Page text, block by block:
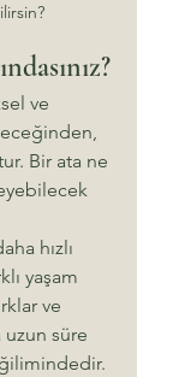
ve
Bir ata ne
hızlı
yaşam
ve
uzun süre